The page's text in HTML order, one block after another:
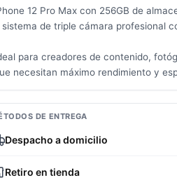
12 Pro Max con 256GB de
de triple cámara profesional
para creadores de contenido,
necesitan máximo rendimiento y
DE ENTREGA
Despacho a domicilio
Retiro en tienda